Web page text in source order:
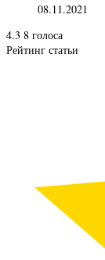
08.11.2021
4.3 8 голоса
Рейтинг статьи